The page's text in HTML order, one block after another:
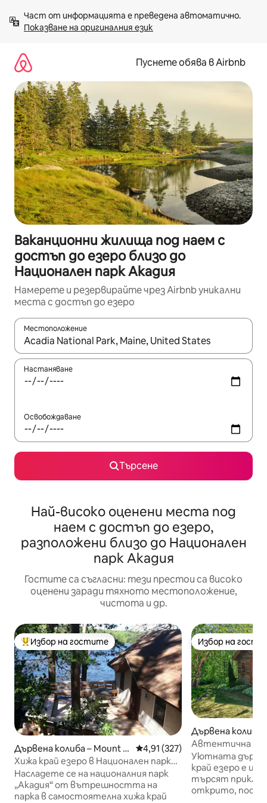
към
съдържанието
Показване на оригиналния език
Пуснете обява в Airbnb
Ваканционни жилища под наем с
достъп до езеро близо до
Национален парк Акадия
Намерете и резервирайте чрез Airbnb уникални
места с достъп до езеро
Местоположение
Когато резултатите се покажат, използвайте
Настаняване
Освобождаване
Търсене
Най-високо оценени места под
наем с достъп до езеро,
разположени близо до Национален
парк Акадия
Гостите са съгласни: тези престои са високо
оценени заради тяхното местоположение,
чистота и др.
Най-популярен избор на гостите
Избор на гостите
Дървена колиба – Mount D
esert
Средна оценка: 4,91 от 5,
4,91 (327)
Хижа край езеро в Национален парк
Акадия
Насладете се на националния парк
„Акадия“ от вътрешността на
парка в самостоятелна хижа край
Избор на
Избор на
Дървена колиба
rt
Автентична
Край
любимци
Уютната
край езеро е
търсят
открито,